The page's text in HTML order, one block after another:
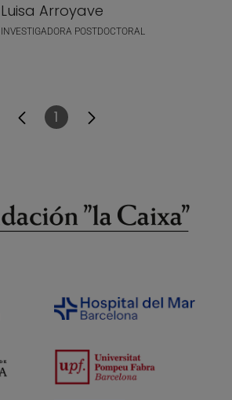
Luisa Arroyave
INVESTIGADORA POSTDOCTORAL
Página
1